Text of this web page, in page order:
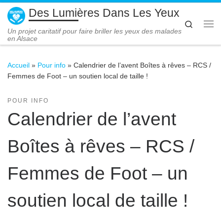
Passer au contenu
Des Lumières Dans Les Yeux
Un projet caritatif pour faire briller les yeux des malades
en Alsace
Search
Accueil » Pour info » Calendrier de l’avent Boîtes à rêves – RCS /
Femmes de Foot – un soutien local de taille !
POUR INFO
Calendrier de l’avent
Boîtes à rêves – RCS /
Femmes de Foot – un
soutien local de taille !